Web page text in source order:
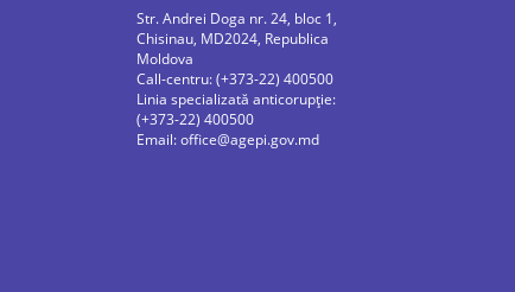
Str. Andrei Doga nr. 24, bloc 1,
Chisinau, MD2024, Republica
Moldova
Call-centru: (+373-22) 400500
Linia specializată anticorupție:
(+373-22) 400500
Email:office@agepi.gov.md